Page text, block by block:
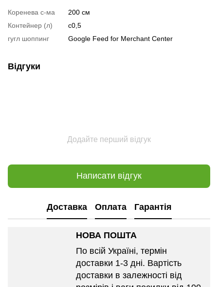
Коренева с-ма
200 см
Контейнер (л)
с0,5
гугл шоппинг
Google Feed for Merchant Center
Відгуки
Додайте перший відгук
Написати відгук
Доставка Оплата Гарантія
НОВА ПОШТА
По всій Україні, термін
доставки 1-3 дні. Вартість
доставки в залежності від